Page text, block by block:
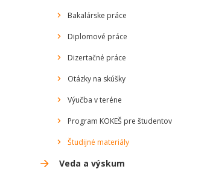
Bakalárske práce
Diplomové práce
Dizertačné práce
Otázky na skúšky
Výučba v teréne
Program KOKEŠ pre študentov
Študijné materiály
Veda a výskum